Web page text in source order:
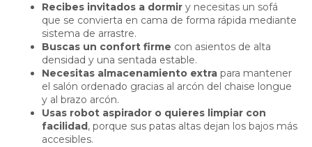
Recibes invitados a dormir y necesitas un sofá
que se convierta en cama de forma rápida mediante
sistema de arrastre.
Buscas un confort firme con asientos de alta
densidad y una sentada estable.
Necesitas almacenamiento extra para mantener
el salón ordenado gracias al arcón del chaise longue
y al brazo arcón.
Usas robot aspirador o quieres limpiar con
facilidad , porque sus patas altas dejan los bajos más
accesibles.